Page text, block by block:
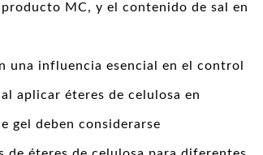
MC, y el contenido de sal en
una influencia esencial en el control
aplicar éteres de celulosa en
gel deben considerarse